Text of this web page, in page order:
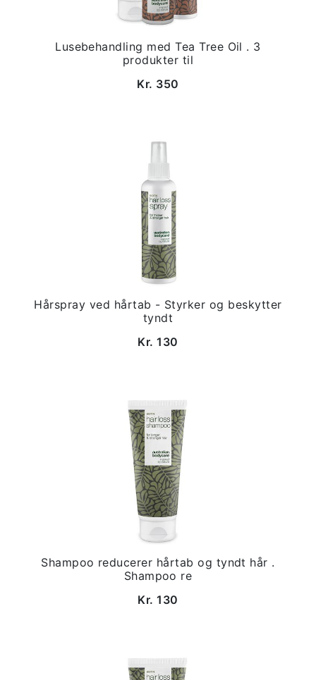
Lusebehandling med Tea Tree Oil . 3
produkter til
Kr. 350
Hårspray ved hårtab - Styrker og beskytter
tyndt
Kr. 130
Shampoo reducerer hårtab og tyndt hår .
Shampoo re
Kr. 130